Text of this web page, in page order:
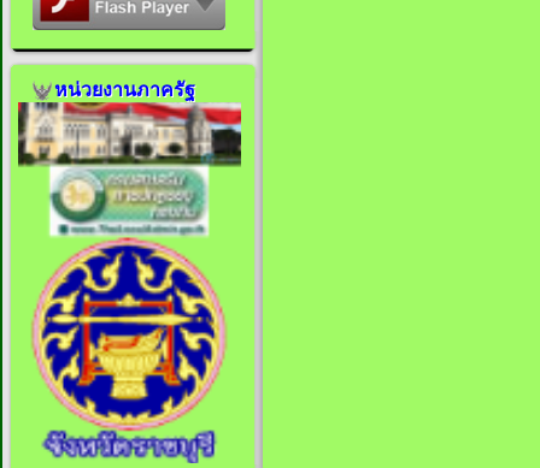
หน่วยงานภาครัฐ